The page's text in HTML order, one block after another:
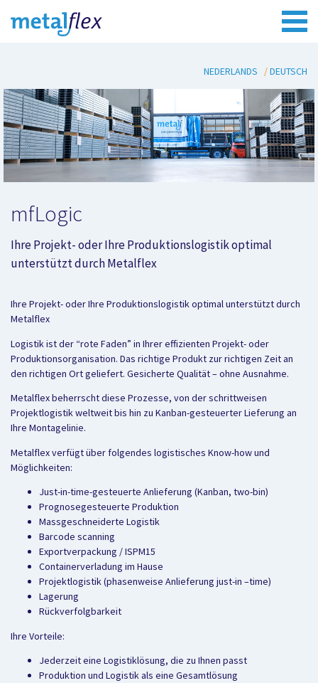
NEDERLANDS DEUTSCH
mfLogic
Ihre Projekt- oder Ihre Produktionslogistik optimal
unterstützt durch Metalflex
Ihre Projekt- oder Ihre Produktionslogistik optimal unterstützt durch
Metalflex
Logistik ist der “rote Faden” in Ihrer effizienten Projekt- oder
Produktionsorganisation. Das richtige Produkt zur richtigen Zeit an
den richtigen Ort geliefert. Gesicherte Qualität – ohne Ausnahme.
Metalflex beherrscht diese Prozesse, von der schrittweisen
Projektlogistik weltweit bis hin zu Kanban-gesteuerter Lieferung an
Ihre Montagelinie.
Metalflex verfügt über folgendes logistisches Know-how und
Möglichkeiten:
Just-in-time-gesteuerte Anlieferung (Kanban, two-bin)
Prognosegesteuerte Produktion
Massgeschneiderte Logistik
Barcode scanning
Exportverpackung / ISPM15
Containerverladung im Hause
Projektlogistik (phasenweise Anlieferung just-in –time)
Lagerung
Rückverfolgbarkeit
Ihre Vorteile:
Jederzeit eine Logistiklösung, die zu Ihnen passt
Produktion und Logistik als eine Gesamtlösung